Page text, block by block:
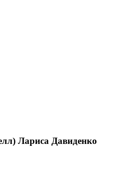
Лариса Давиденко